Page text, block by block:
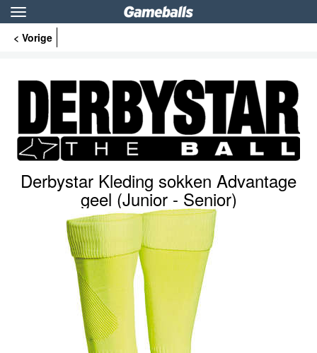
Toggle
navigation
< Vorige
Derbystar Kleding sokken Advantage
geel (Junior - Senior)